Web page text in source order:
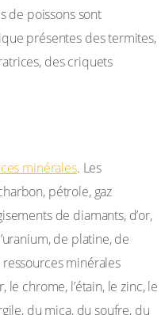
de poissons sont
présentes des termites,
des criquets
minérales. Les
pétrole, gaz
de diamants, d’or,
de platine, de
minérales
chrome, l’étain, le zinc, le
du mica, du soufre, du